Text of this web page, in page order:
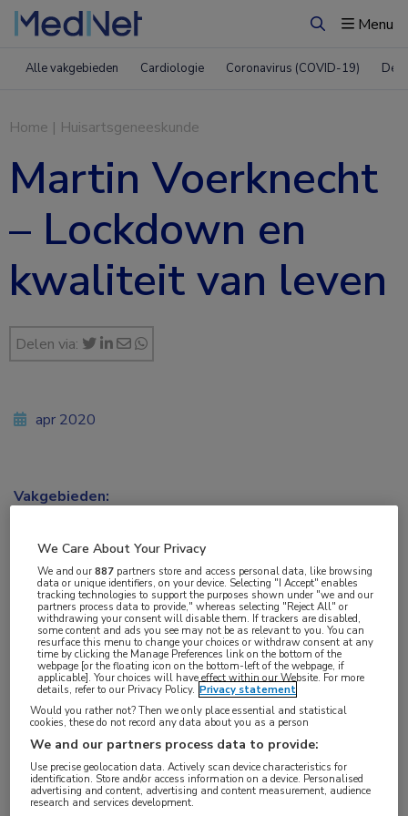
ZoekenMenu
Alle vakgebieden Cardiologie Coronavirus (COVID-19)
Home | Huisartsgeneeskunde
Martin Voerknecht
– Lockdown en
kwaliteit van leven
Delen via:
De huisarts in corona-tijd
aflevering #6
Martin Voerknecht, huisarts in Bussum en tevens
opleider, maakt zich zorgen over de invloed van de
huidige intelligente lockdown op de kwaliteit van
apr 2020
Vakgebieden:
Tags:
coronavirus,COVID-19
We Care About Your Privacy
We and our887 partners store and access personal data, like browsing
data or unique identifiers, on your device. Selecting "I Accept" enables
tracking technologies to support the purposes shown under "we and our
partners process data to provide," whereas selecting "Reject All" or
withdrawing your consent will disable them. If trackers are disabled,
some content and ads you see may not be as relevant to you. You can
resurface this menu to change your choices or withdraw consent at any
time by clicking the Manage Preferences link on the bottom of the
webpage [or the floating icon on the bottom-left of the webpage, if
applicable]. Your choices will have effect within our Website. For more
details, refer to our Privacy Policy. Privacy statement
Would you rather not? Then we only place essential and statistical
cookies, these do not record any data about you as a person
We and our partners process data to provide:
Use precise geolocation data. Actively scan device characteristics for
identification. Store and/or access information on a device. Personalised
advertising and content, advertising and content measurement, audience
research and services development.